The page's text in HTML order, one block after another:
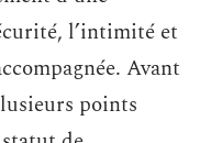
l’intimité et
Avant
points